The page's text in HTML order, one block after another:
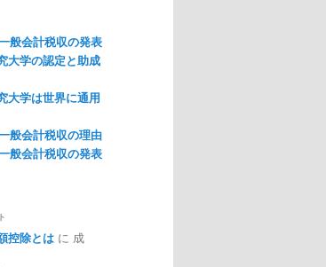
般会計税収の発表
大学の認定と助成
大学は世界に通用
般会計税収の理由
般会計税収の発表
控除とは に 成